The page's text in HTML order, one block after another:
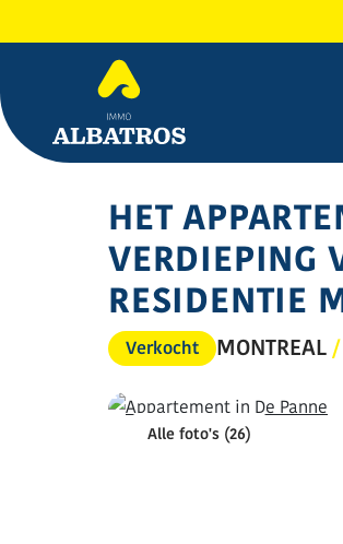
HET
VERDIEPING
RESIDENTIE
Verkocht MONTREAL/
Alle foto's (26)